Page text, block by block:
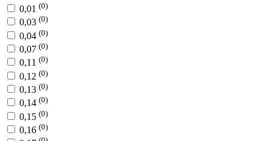
0,01 (0)
0,03 (0)
0,04 (0)
0,07 (0)
0,11 (0)
0,12 (0)
0,13 (0)
0,14 (0)
0,15 (0)
0,16 (0)